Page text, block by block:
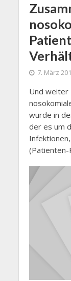
7. März
Und weiter
wurde in
der es um
(Patienten-